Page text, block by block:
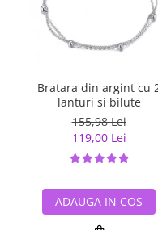
Bratara din argint cu
lanturi si bilute
155,98 Lei
119,00 Lei
ADAUGA IN COS